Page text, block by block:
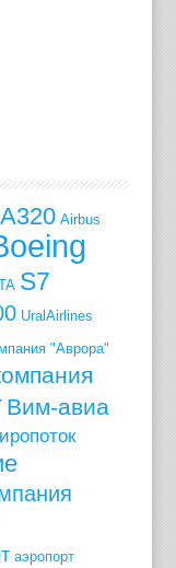
Airbus
S7
UralAirlines
"Аврора"
Вим-авиа
аэропорт